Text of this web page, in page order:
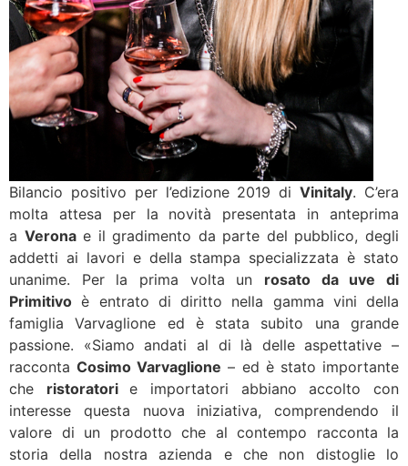
Bilancio positivo per l’edizione 2019 diVinitaly. C’era
molta attesa per la novità presentata in anteprima
a Veronae il gradimento da parte del pubblico, degli
addetti ai lavori e della stampa specializzata è stato
unanime. Per la prima volta un rosato da uve di
Primitivo è entrato di diritto nella gamma vini della
famiglia Varvaglione ed è stata subito una grande
passione. «Siamo andati al di là delle aspettative –
raccontaCosimo Varvaglione – ed è stato importante
che ristoratorie importatori abbiano accolto con
interesse questa nuova iniziativa, comprendendo il
valore di un prodotto che al contempo racconta la
storia della nostra azienda e che non distoglie lo